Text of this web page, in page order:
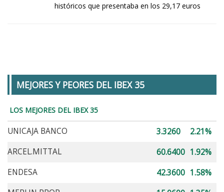
históricos que presentaba en los 29,17 euros
MEJORES Y PEORES DEL IBEX 35
LOS MEJORES DEL IBEX 35
UNICAJA BANCO 3.3260
2.21%
ARCEL.MITTAL
60.6400 1.92%
ENDESA
42.3600 1.58%